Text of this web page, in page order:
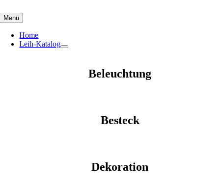
to
content
Menü
Home
Leih-Katalog
Beleuchtung
Besteck
Dekoration